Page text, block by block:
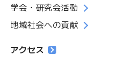
学会・研究会活動
地域社会への貢献
アクセス